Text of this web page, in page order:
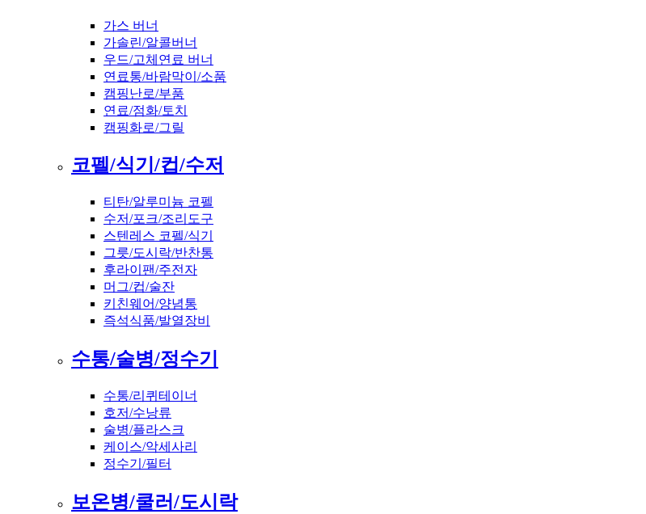
가스 버너
가솔린/알콜버너
우드/고체연료 버너
연료통/바람막이/소품
캠핑난로/부품
연료/점화/토치
캠핑화로/그릴
코펠/식기/컵/수저
티탄/알루미늄 코펠
수저/포크/조리도구
스텐레스 코펠/식기
그릇/도시락/반찬통
후라이팬/주전자
머그/컵/술잔
키친웨어/양념통
즉석식품/발열장비
수통/술병/정수기
수통/리퀴테이너
호저/수낭류
술병/플라스크
케이스/악세사리
정수기/필터
보온병/쿨러/도시락